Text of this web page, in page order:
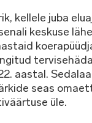
kellele juba
keskuse
aastal.
seas
üle.